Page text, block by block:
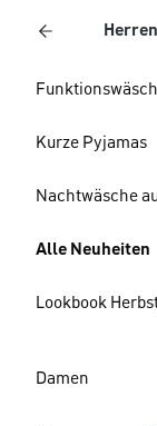
Kurze Pyjamas
Nachtwäsche
Alle Neuheiten
Lookbook
Damen